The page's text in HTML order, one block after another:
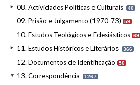
08. Actividades Políticas e Culturais 40
09. Prisão e Julgamento (1970-73) 59
10. Estudos Teológicos e Eclesiásticos 69
11. Estudos Históricos e Literários 366
12. Documentos de Identificação 50
13. Correspondência 1267